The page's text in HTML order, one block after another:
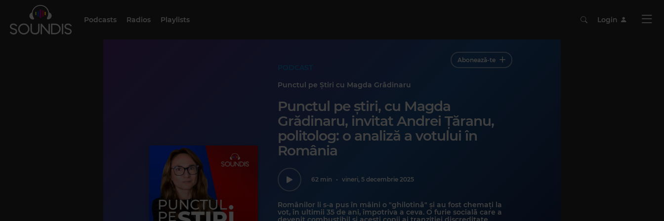
Podcasts Radios Playlists Login
Punctul pe Știri cu Magda Grădinaru
Punctul pe știri, cu Magda
Grădinaru, invitat Andrei Țăranu,
politolog: o analiză a votului în
România
62 min • vineri, 5 decembrie 2025
Românilor li s-a pus în mâini o "ghilotină" și au fost chemați la
vot, în ultimii 35 de ani, împotriva a ceva. O furie socială care a
Abonează-te